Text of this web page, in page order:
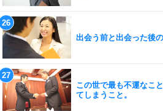
出会う前と出会った後
この世で最も不運なこ
てしまうこと。